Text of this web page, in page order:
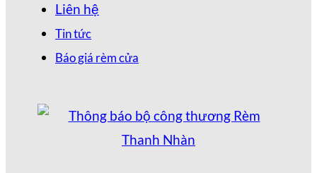
Liên hệ
Tin tức
Báo giá rèm cửa